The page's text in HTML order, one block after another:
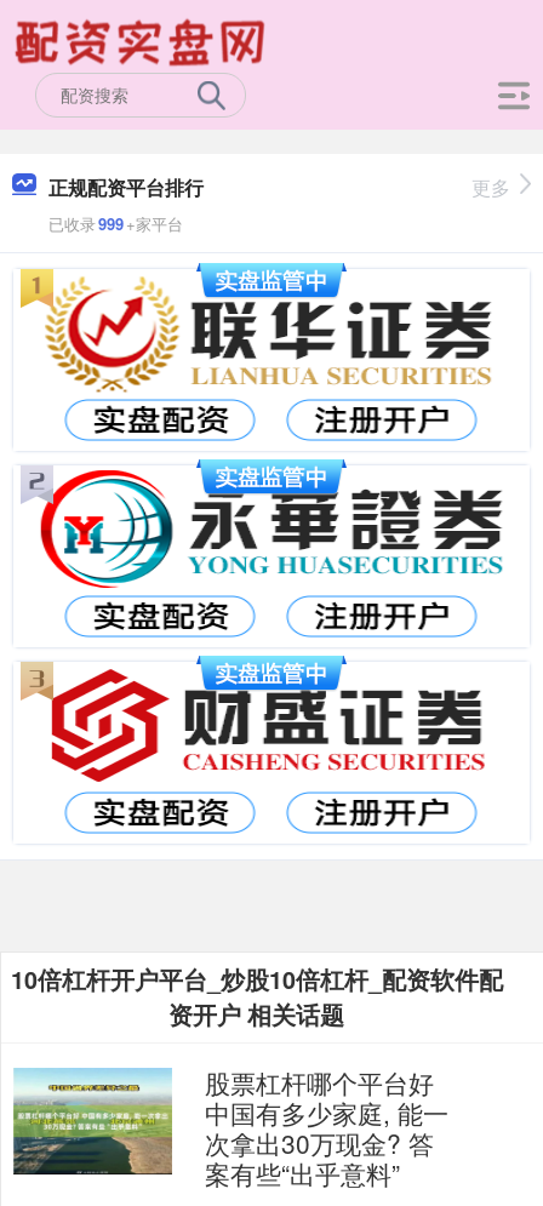
正规配资平台排行
已收录999+家平台
更多
10倍杠杆开户平台_炒股10倍杠杆_配资软件配
资开户 相关话题
股票杠杆哪个平台好
中国有多少家庭, 能一
次拿出30万现金? 答
案有些“出乎意料”